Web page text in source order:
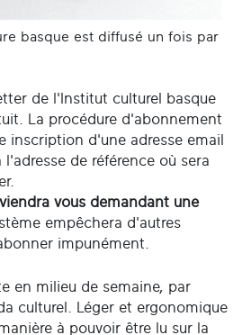
basque est diffusé un fois par
de l'Institut culturel basque
La procédure d'abonnement
inscription d'une adresse email
de référence où sera
vous demandant une
empêchera d'autres
impunément.
en milieu de semaine, par
culturel. Léger et ergonomique
à pouvoir être lu sur la